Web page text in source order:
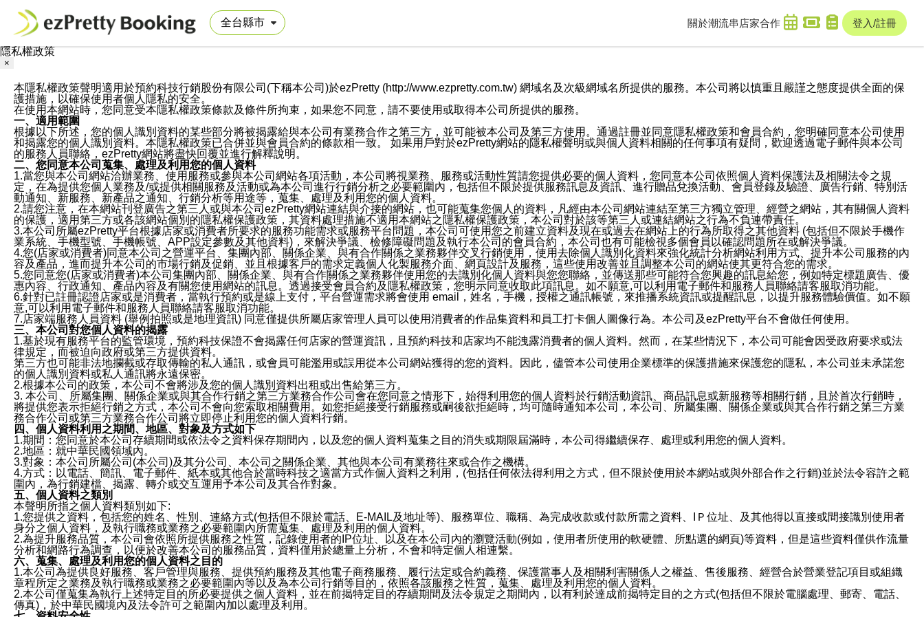
關於潮流串 店家合作 登入/註冊
隱私權政策
×
本隱私權政策聲明適用於預約科技行銷股份有限公司(下稱本公司)於ezPretty (http://www.ezpretty.com.tw) 網域名及次級網域名所提供的服務。本公司將以慎重且嚴謹之態度提供全面的保
護措施，以確保使用者個人隱私的安全。
在使用本網站時，您同意受本隱私權政策條款及條件所拘束，如果您不同意，請不要使用或取得本公司所提供的服務。
一、適用範圍
根據以下所述，您的個人識別資料的某些部分將被揭露給與本公司有業務合作之第三方，並可能被本公司及第三方使用。通過註冊並同意隱私權政策和會員合約，您明確同意本公司使用
和揭露您的個人識別資料。本隱私權政策已合併並與會員合約的條款相一致。 如果用戶對於ezPretty網站的隱私權聲明或與個人資料相關的任何事項有疑問，歡迎透過電子郵件與本公司
的服務人員聯絡，ezPretty網站將盡快回覆並進行解釋說明。
二、您同意本公司蒐集、處理及利用您的個人資料
1.當您與本公司網站洽辦業務、使用服務或參與本公司網站各項活動，本公司將視業務、服務或活動性質請您提供必要的個人資料，您同意本公司依照個人資料保護法及相關法令之規
定，在為提供您個人業務及/或提供相關服務及活動或為本公司進行行銷分析之必要範圍內，包括但不限於提供服務訊息及資訊、進行贈品兌換活動、會員登錄及驗證、廣告行銷、特別活
動通知、新服務、新產品之通知、行銷分析等用途等，蒐集、處理及利用您的個人資料。
2.請您注意，在本網站刊登廣告之第三人或與本公司ezPretty網站連結與介接的網站，也可能蒐集您個人的資料，凡經由本公司網站連結至第三方獨立管理、經營之網站，其有關個人資料
的保護，適用第三方或各該網站個別的隱私權保護政策，其資料處理措施不適用本網站之隱私權保護政策，本公司對於該等第三人或連結網站之行為不負連帶責任。
3.本公司所屬ezPretty平台根據店家或消費者所要求的服務功能需求或服務平台問題，本公司可使用您之前建立資料及現在或過去在網站上的行為所取得之其他資料 (包括但不限於手機作
業系統、手機型號、手機帳號、APP設定參數及其他資料)，來解決爭議、檢修障礙問題及執行本公司的會員合約，本公司也有可能檢視多個會員以確認問題所在或解決爭議。
4.您(店家或消費者)同意本公司之營運平台、集團內部、關係企業、與有合作關係之業務夥伴交叉行銷使用，使用去除個人識別化資料來強化統計分析網站利用方式、提升本公司服務的內
容及產品，進而提升本公司的市場行銷及促銷、並且根據客戶的需求定義個人化製服務介面、網頁設計及服務，這些使用改善並且調整本公司的網站使其更符合您的需求。
5.您同意您(店家或消費者)本公司集團內部、關係企業、與有合作關係之業務夥伴使用您的去識別化個人資料與您您聯絡，並傳送那些可能符合您興趣的訊息給您，例如特定標題廣告、優
惠內容、行政通知、產品內容及有關您使用網站的訊息。透過接受會員合約及隱私權政策，您明示同意收取此項訊息。如不願意,可以利用電子郵件和服務人員聯絡請客服取消功能。
6.針對已註冊認證店家或是消費者，當執行預約或是線上支付，平台營運需求將會使用 email，姓名，手機，授權之通訊帳號，來推播系統資訊或提醒訊息，以提升服務體驗價值。如不願
意,可以利用電子郵件和服務人員聯絡請客服取消功能。
7.店家端服務人員資料 (舉例拍照或是地理資訊) 同意僅提供所屬店家管理人員可以使用消費者的作品集資料和員工打卡個人圖像行為。本公司及ezPretty平台不會做任何使用。
三、本公司對您個人資料的揭露
1.基於現有服務平台的監管環境，預約科技保證不會揭露任何店家的營運資訊，且預約科技和店家均不能洩露消費者的個人資料。然而，在某些情況下，本公司可能會因受政府要求或法
律規定，而被迫向政府或第三方提供資料。
第三方也可能非法地攔截或存取傳輸的私人通訊，或會員可能濫用或誤用從本公司網站獲得的您的資料。因此，儘管本公司使用企業標準的保護措施來保護您的隱私，本公司並未承諾您
的個人識別資料或私人通訊將永遠保密。
2.根據本公司的政策，本公司不會將涉及您的個人識別資料出租或出售給第三方。
3. 本公司、所屬集團、關係企業或與其合作行銷之第三方業務合作公司會在您同意之情形下，始得利用您的個人資料於行銷活動資訊、商品訊息或新服務等相關行銷，且於首次行銷時，
將提供您表示拒絕行銷之方式，本公司不會向您索取相關費用。如您拒絕接受行銷服務或嗣後欲拒絕時，均可隨時通知本公司，本公司、所屬集團、關係企業或與其合作行銷之第三方業
務合作公司或第三方業務合作公司將立即停止利用您的個人資料行銷。
四、個人資料利用之期間、地區、對象及方式如下
1.期間：您同意於本公司存續期間或依法令之資料保存期間內，以及您的個人資料蒐集之目的消失或期限屆滿時，本公司得繼續保存、處理或利用您的個人資料。
2.地區：就中華民國領域內。
3.對象：本公司所屬公司(本公司)及其分公司、本公司之關係企業、其他與本公司有業務往來或合作之機構。
4.方式：以電話、簡訊、電子郵件、紙本或其他合於當時科技之適當方式作個人資料之利用，(包括任何依法得利用之方式，但不限於使用於本網站或與外部合作之行銷)並於法令容許之範
圍內，為行銷建檔、揭露、轉介或交互運用予本公司及其合作對象。
五、個人資料之類別
本聲明所指之個人資料類別如下:
1.您提供之資料，包括您的姓名、性別、連絡方式(包括但不限於電話、E-MAIL及地址等)、服務單位、職稱、為完成收款或付款所需之資料、IＰ位址、及其他得以直接或間接識別使用者
身分之個人資料，及執行職務或業務之必要範圍內所需蒐集、處理及利用的個人資料。
2.為提升服務品質，本公司會依照所提供服務之性質，記錄使用者的IP位址、以及在本公司內的瀏覽活動(例如，使用者所使用的軟硬體、所點選的網頁)等資料，但是這些資料僅供作流量
分析和網路行為調查，以便於改善本公司的服務品質，資料僅用於總量上分析，不會和特定個人相連繫。
六、蒐集、處理及利用您的個人資料之目的
1.本公司為提供良好服務、客戶管理與服務、提供預約服務及其他電子商務服務、履行法定或合約義務、保護當事人及相關利害關係人之權益、售後服務、經營合於營業登記項目或組織
章程所定之業務及執行職務或業務之必要範圍內等以及為本公司行銷等目的，依照各該服務之性質，蒐集、處理及利用您的個人資料。
2.本公司僅蒐集為執行上述特定目的所必要提供之個人資料，並在前揭特定目的存續期間及法令規定之期間內，以有利於達成前揭特定目的之方式(包括但不限於電腦處理、郵寄、電話、
傳真)，於中華民國境內及法令許可之範圍內加以處理及利用。